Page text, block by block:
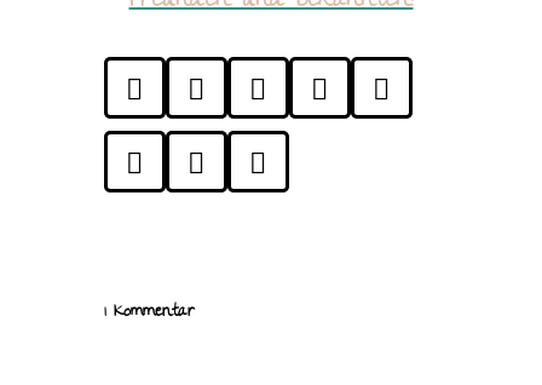
    
  
1 Kommentar